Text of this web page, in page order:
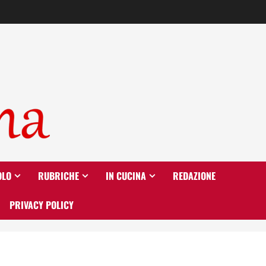
RUBRICHE IN CUCINA REDAZIONE
PRIVACY POLICY